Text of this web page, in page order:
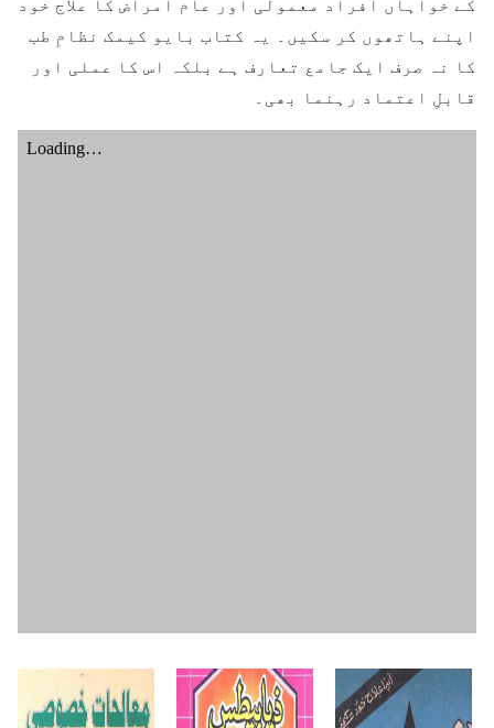
اپنے ہاتھوں کر سکیں۔ یہ کتاب بایو کیمک نظامِ طب
کا نہ صرف ایک جامع تعارف ہے بلکہ اس کا عملی اور
قابلِ اعتماد رہنما بھی۔